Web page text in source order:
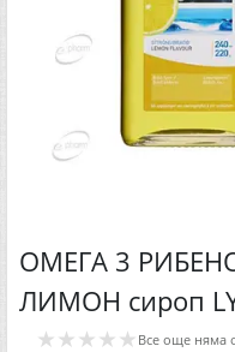
ОМЕГА 3
ЛИМОН сироп
★★★★★ Все още няма